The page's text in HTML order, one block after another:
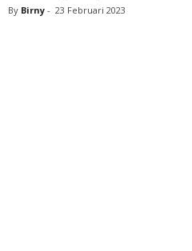
By Birny - 23 Februari 2023